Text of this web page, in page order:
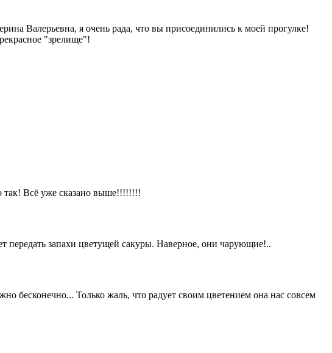
Валерьевна, я очень рада, что вы присоединились к моей прогулке!
"зрелище"!
так! Всё уже сказано выше!!!!!!!!
передать запахи цветущей сакуры. Наверное, они чарующие!..
бесконечно... Только жаль, что радует своим цветением она нас совсем